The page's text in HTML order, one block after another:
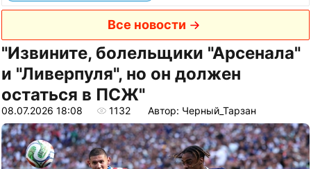
Все новости
"Извините, болельщики "Арсенала"
и "Ливерпуля", но он должен
остаться в ПСЖ"
08.07.2026 18:08 1132 Автор: Черный_Тарзан